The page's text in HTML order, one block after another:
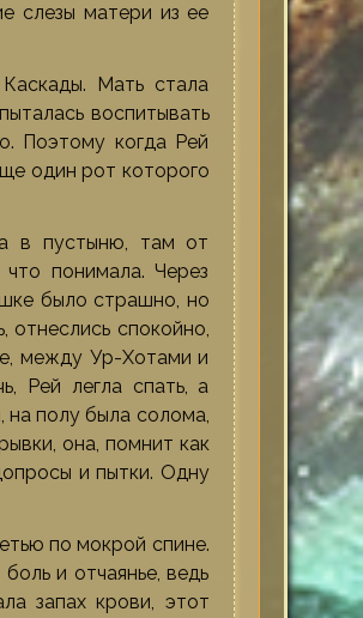
слезы матери из ее
Мать стала
воспитывать
Поэтому когда Рей
один рот которого
в пустыню, там от
понимала. Через
было страшно, но
отнеслись спокойно,
между Ур-Хотами и
Рей легла спать, а
на полу была солома,
она, помнит как
и пытки. Одну
по мокрой спине.
и отчаянье, ведь
запах крови, этот